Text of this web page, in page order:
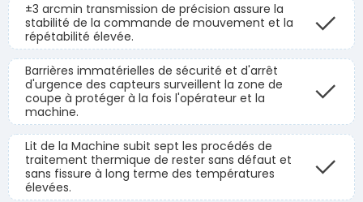
±3 arcmin transmission de précision assure la
stabilité de la commande de mouvement et la
répétabilité élevée.
Barrières immatérielles de sécurité et d'arrêt
d'urgence des capteurs surveillent la zone de
coupe à protéger à la fois l'opérateur et la
machine.
Lit de la Machine subit sept les procédés de
traitement thermique de rester sans défaut et
sans fissure à long terme des températures
élevées.